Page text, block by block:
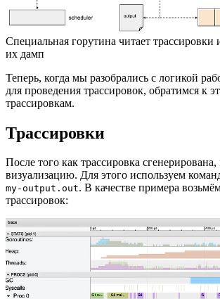
Специальная горутина читает трассировки
их дамп
Теперь, когда мы разобрались с логикой
для проведения трассировок, обратимся к
трассировкам.
Трассировки
После того как трассировка
визуализацию. Для этого используем
my-output.out. В качестве примера
трассировок: